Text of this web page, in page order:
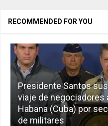
RECOMMENDED FOR YOU
Presidente Santos
viaje de negociadores
Habana (Cuba) por
de militares